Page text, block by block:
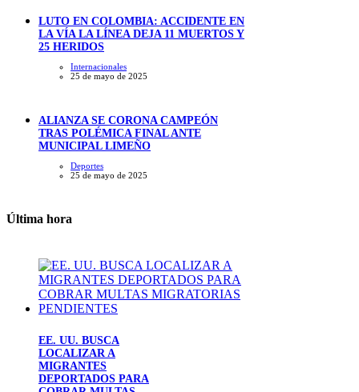
LUTO EN COLOMBIA: ACCIDENTE EN
LA VÍA LA LÍNEA DEJA 11 MUERTOS Y
25 HERIDOS
Internacionales
25 de mayo de 2025
ALIANZA SE CORONA CAMPEÓN
TRAS POLÉMICA FINAL ANTE
MUNICIPAL LIMEÑO
Deportes
25 de mayo de 2025
Última hora
EE. UU. BUSCA
LOCALIZAR A
MIGRANTES
DEPORTADOS PARA